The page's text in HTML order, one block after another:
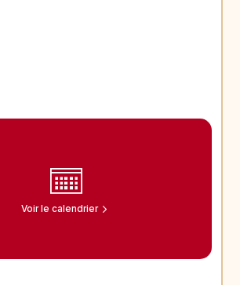
Voir le calendrier